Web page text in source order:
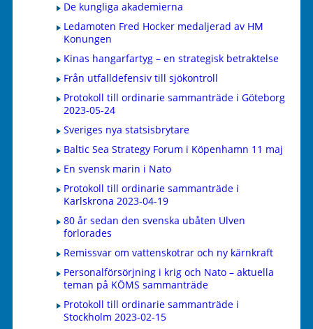
De kungliga akademierna
Ledamoten Fred Hocker medaljerad av HM
Konungen
Kinas hangarfartyg – en strategisk betraktelse
Från utfalldefensiv till sjökontroll
Protokoll till ordinarie sammanträde i Göteborg
2023-05-24
Sveriges nya statsisbrytare
Baltic Sea Strategy Forum i Köpenhamn 11 maj
En svensk marin i Nato
Protokoll till ordinarie sammanträde i
Karlskrona 2023-04-19
80 år sedan den svenska ubåten Ulven
förlorades
Remissvar om vattenskotrar och ny kärnkraft
Personalförsörjning i krig och Nato – aktuella
teman på KÖMS sammanträde
Protokoll till ordinarie sammanträde i
Stockholm 2023-02-15